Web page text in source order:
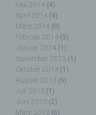
Mai 2014 (4)
April 2014 (4)
März 2014 (9)
Februar 2014 (3)
Januar 2014 (1)
November 2013 (1)
Oktober 2013 (1)
August 2013 (5)
Juli 2013 (1)
Juni 2013 (2)
März 2013 (6)
nach dem
nicht als Empfänger.
j) Dritter